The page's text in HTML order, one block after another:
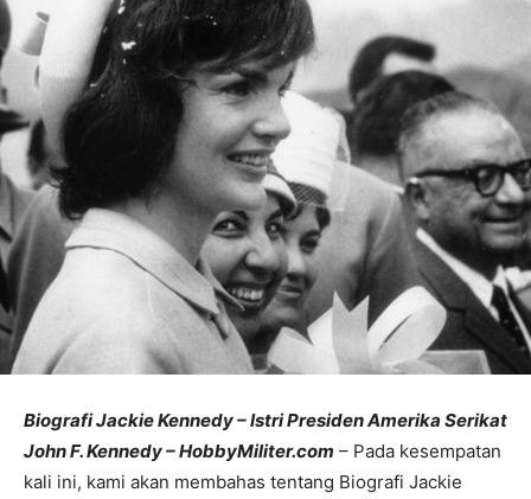
Biografi Jackie Kennedy – Istri Presiden Amerika Serikat
John F. Kennedy – HobbyMiliter.com – Pada kesempatan
kali ini, kami akan membahas tentang Biografi Jackie